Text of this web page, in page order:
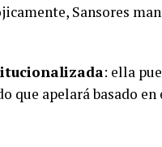
Sansores
: ella
que apelará basado en